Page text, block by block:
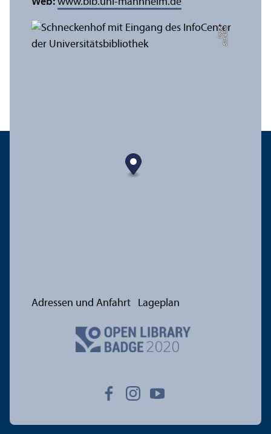
Bil
d:
A
n
n
a
L
o
g
u
e
Adressen und Anfahrt Lageplan